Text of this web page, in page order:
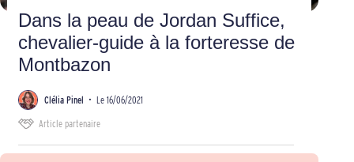
Dans la peau de Jordan Suffice,
chevalier-guide à la forteresse de
Montbazon
Clélia Pinel • Le 16/06/2021
Article partenaire